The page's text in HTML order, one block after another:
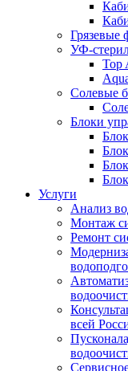
Грязевые
УФ-
Top
Солевые
Блоки
Услуги
Анализ
Монтаж
Ремонт
всей